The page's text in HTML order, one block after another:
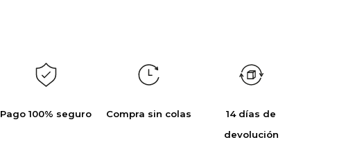
Pago 100% seguro Compra sin colas
14 días de
devolución